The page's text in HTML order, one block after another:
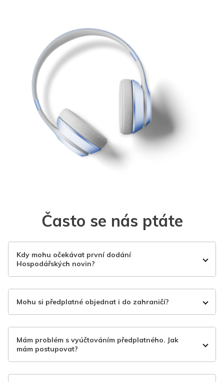
Často se nás ptáte
Kdy mohu očekávat první dodání
Hospodářských novin?
Mohu si předplatné objednat i do zahraničí?
Mám problém s vyúčtováním předplatného. Jak
mám postupovat?